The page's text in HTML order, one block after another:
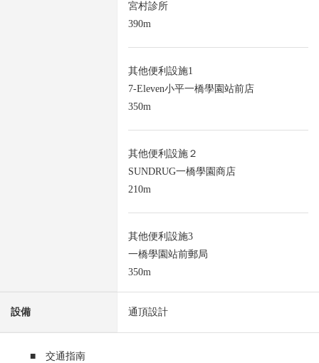
宮村診所
390m
其他便利設施1
7-Eleven小平一橋學園站前店
350m
其他便利設施２
SUNDRUG一橋學園商店
210m
其他便利設施3
一橋學園站前郵局
350m
設備 通頂設計
■ 交通指南